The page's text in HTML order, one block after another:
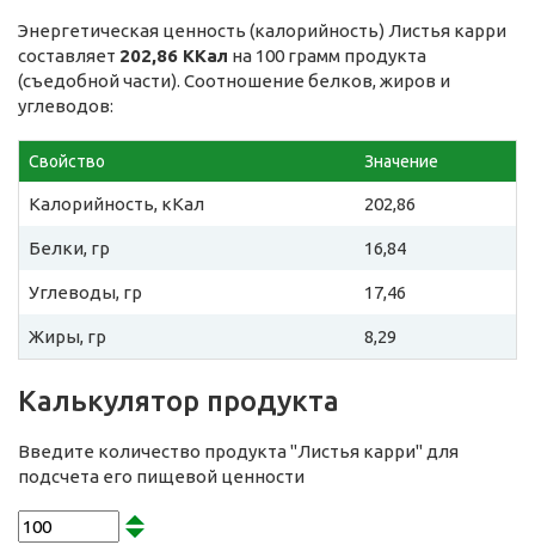
Энергетическая ценность (калорийность) Листья карри
составляет 202,86 ККал на 100 грамм продукта
(съедобной части). Соотношение белков, жиров и
углеводов:
Свойство Значение
Калорийность, кКал 202,86
Белки, гр 16,84
Углеводы, гр 17,46
Жиры, гр 8,29
Калькулятор продукта
Введите количество продукта "Листья карри" для
подсчета его пищевой ценности